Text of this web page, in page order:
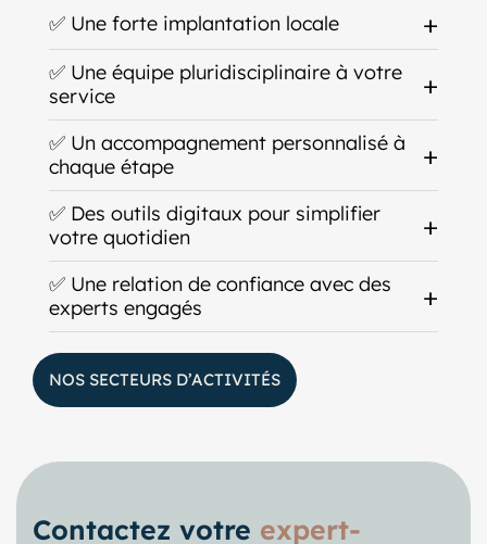
✅ Une forte implantation locale
✅ Une équipe pluridisciplinaire à votre
service
✅ Un accompagnement personnalisé à
chaque étape
✅ Des outils digitaux pour simplifier
votre quotidien
✅ Une relation de confiance avec des
experts engagés
NOS SECTEURS D’ACTIVITÉS
Contactez votre expert-